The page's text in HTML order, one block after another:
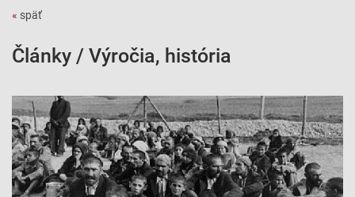
« späť
Články / Výročia, história